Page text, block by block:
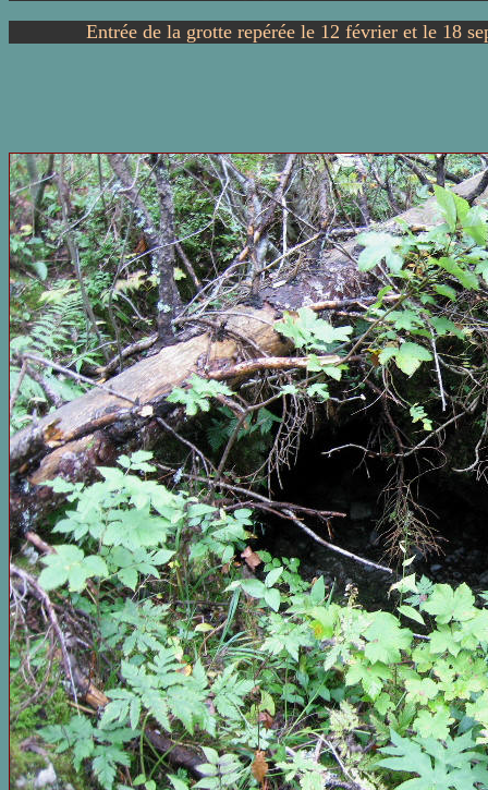
Entrée de la grotte repérée le 12 février et le 18